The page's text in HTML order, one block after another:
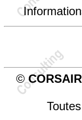
©